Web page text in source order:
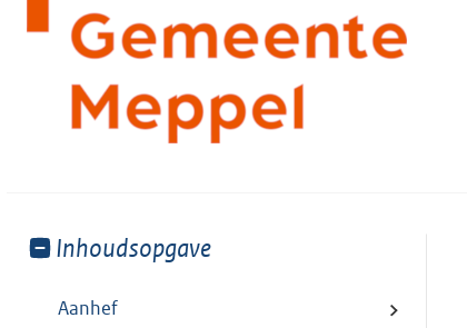
Toon
van:
Inhoudsopgave
Aanhef